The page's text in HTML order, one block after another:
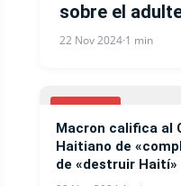
sobre el
22 Nov 2024·1 min
COVID-19
Macron califica al
Haitiano de
de «destruir Haití»